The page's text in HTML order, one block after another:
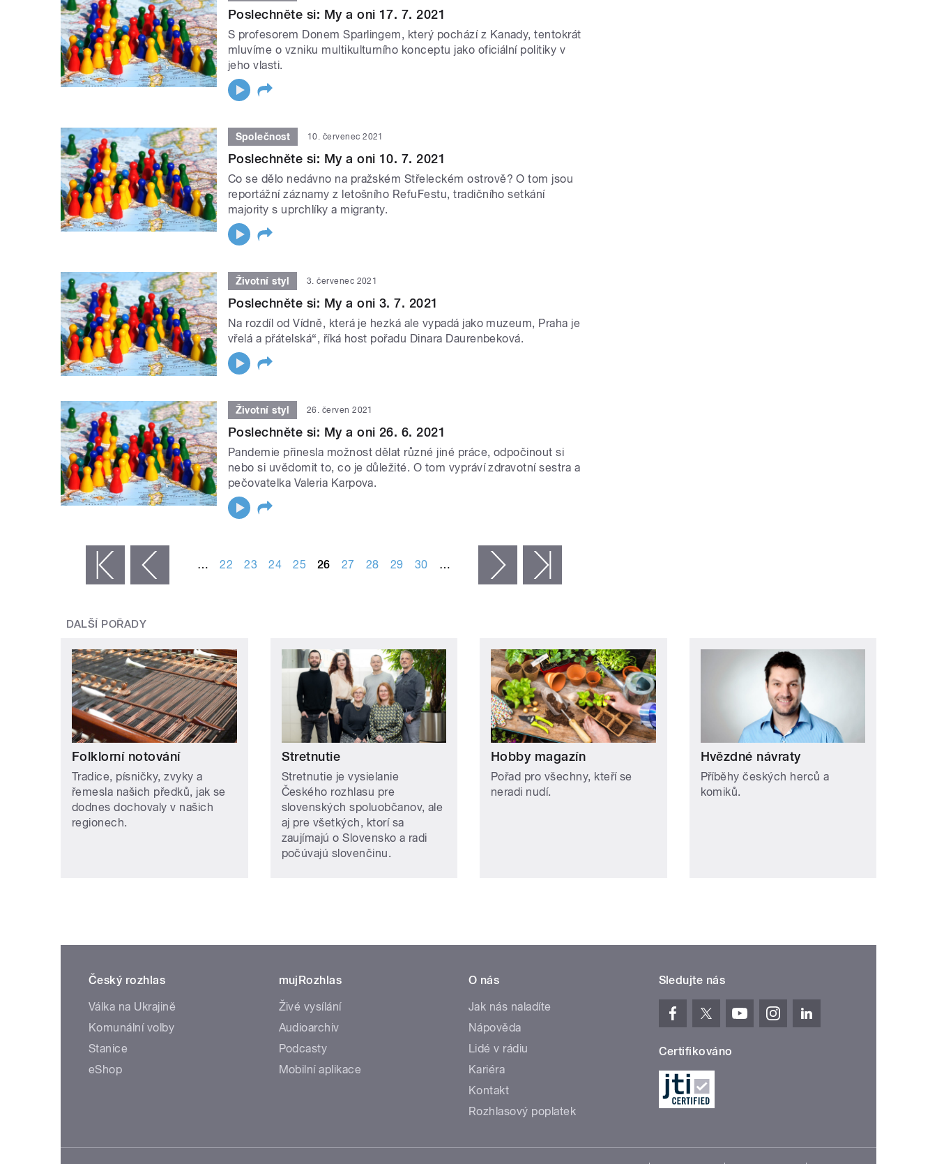
Poslechněte si: My a oni 17. 7. 2021
S profesorem Donem Sparlingem, který pochází z Kanady, tentokrát
mluvíme o vzniku multikulturního konceptu jako oficiální politiky v
jeho vlasti.
Společnost 10. červenec 2021
Poslechněte si: My a oni 10. 7. 2021
Co se dělo nedávno na pražském Střeleckém ostrově? O tom jsou
reportážní záznamy z letošního RefuFestu, tradičního setkání
majority s uprchlíky a migranty.
Životní styl 3. červenec 2021
Poslechněte si: My a oni 3. 7. 2021
Na rozdíl od Vídně, která je hezká ale vypadá jako muzeum, Praha je
vřelá a přátelská“, říká host pořadu Dinara Daurenbeková.
Životní styl 26. červen 2021
Poslechněte si: My a oni 26. 6. 2021
Pandemie přinesla možnost dělat různé jiné práce, odpočinout si
nebo si uvědomit to, co je důležité. O tom vypráví zdravotní sestra a
pečovatelka Valeria Karpova.
‹ předchozí … 22 23 24 25 26 27 28 29 30 … následující ›
DALŠÍ POŘADY
Folklorní notování
Tradice, písničky, zvyky a
řemesla našich předků, jak se
dodnes dochovaly v našich
regionech.
Stretnutie
Stretnutie je vysielanie
Českého rozhlasu pre
slovenských spoluobčanov, ale
aj pre všetkých, ktorí sa
zaujímajú o Slovensko a radi
počúvajú slovenčinu.
Hobby magazín
Pořad pro všechny, kteří se
neradi nudí.
Hvězdné návraty
Příběhy českých herců a
komiků.
Český rozhlas
Válka na Ukrajině
Komunální volby
Stanice
eShop
mujRozhlas
Živé vysílání
Audioarchiv
Podcasty
Mobilní aplikace
O nás
Jak nás naladíte
Nápověda
Lidé v rádiu
Kariéra
Kontakt
Rozhlasový poplatek
Sledujte nás
Certifikováno